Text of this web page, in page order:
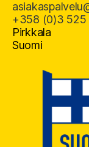
+358 (0)3 525
Pirkkala
Suomi